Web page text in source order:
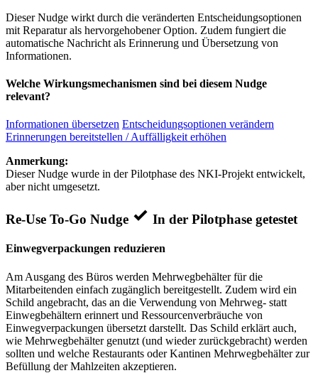
Dieser Nudge wirkt durch die veränderten Entscheidungsoptionen
mit Reparatur als hervorgehobener Option. Zudem fungiert die
automatische Nachricht als Erinnerung und Übersetzung von
Informationen.
Welche Wirkungsmechanismen sind bei diesem Nudge
relevant?
Informationen übersetzen Entscheidungsoptionen verändern
Erinnerungen bereitstellen / Auffälligkeit erhöhen
Anmerkung:
Dieser Nudge wurde in der Pilotphase des NKI-Projekt entwickelt,
aber nicht umgesetzt.
Re-Use To-Go Nudge In der Pilotphase getestet
Einwegverpackungen reduzieren
Am Ausgang des Büros werden Mehrwegbehälter für die
Mitarbeitenden einfach zugänglich bereitgestellt. Zudem wird ein
Schild angebracht, das an die Verwendung von Mehrweg- statt
Einwegbehältern erinnert und Ressourcenverbräuche von
Einwegverpackungen übersetzt darstellt. Das Schild erklärt auch,
wie Mehrwegbehälter genutzt (und wieder zurückgebracht) werden
sollten und welche Restaurants oder Kantinen Mehrwegbehälter zur
Befüllung der Mahlzeiten akzeptieren.